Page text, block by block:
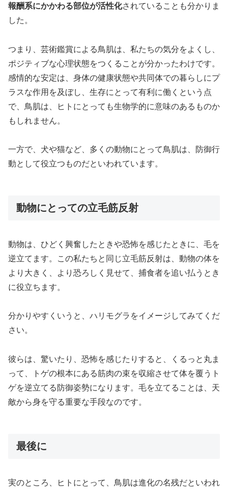
報酬系にかかわる部位が活性化されていることも分かりま
した。
つまり、芸術鑑賞による鳥肌は、私たちの気分をよくし、
ポジティブな心理状態をつくることが分かったわけです。
感情的な安定は、身体の健康状態や共同体での暮らしにプ
ラスな作用を及ぼし、生存にとって有利に働くという点
で、鳥肌は、ヒトにとっても生物学的に意味のあるものか
もしれません。
一方で、犬や猫など、多くの動物にとって鳥肌は、防御行
動として役立つものだといわれています。
動物にとっての立毛筋反射
動物は、ひどく興奮したときや恐怖を感じたときに、毛を
逆立てます。この私たちと同じ立毛筋反射は、動物の体を
より大きく、より恐ろしく見せて、捕食者を追い払うとき
に役立ちます。
分かりやすくいうと、ハリモグラをイメージしてみてくだ
さい。
彼らは、驚いたり、恐怖を感じたりすると、くるっと丸ま
って、トゲの根本にある筋肉の束を収縮させて体を覆うト
ゲを逆立てる防御姿勢になります。毛を立てることは、天
敵から身を守る重要な手段なのです。
最後に
実のところ、ヒトにとって、鳥肌は進化の名残だといわれ